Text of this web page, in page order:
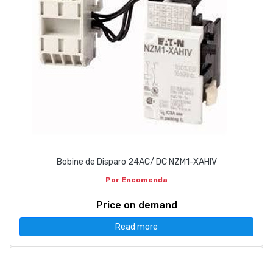
Bobine de Disparo 24AC/ DC NZM1-XAHIV
Por Encomenda
Price on demand
Read more